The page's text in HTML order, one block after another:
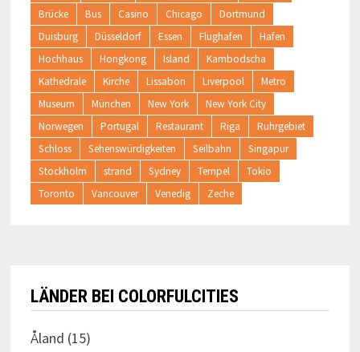
Brücke
Bus Casino Chicago
Dortmund
Duisburg
Düsseldorf Essen Flughafen
Hafen
Hochhaus
Hongkong Island
Kambodscha
Kathedrale
Kirche Lissabon Liverpool
Metro
Museum
München New York
New York City
Norwegen
Portugal Restaurant Riga
Ruhrgebiet
Schloss
Sehenswürdigkeiten Seilbahn
Singapur
Stockholm
strand Sydney Tempel
Tokio
Toronto
Vancouver Venedig Zeche
LÄNDER BEI COLORFULCITIES
Åland (15)